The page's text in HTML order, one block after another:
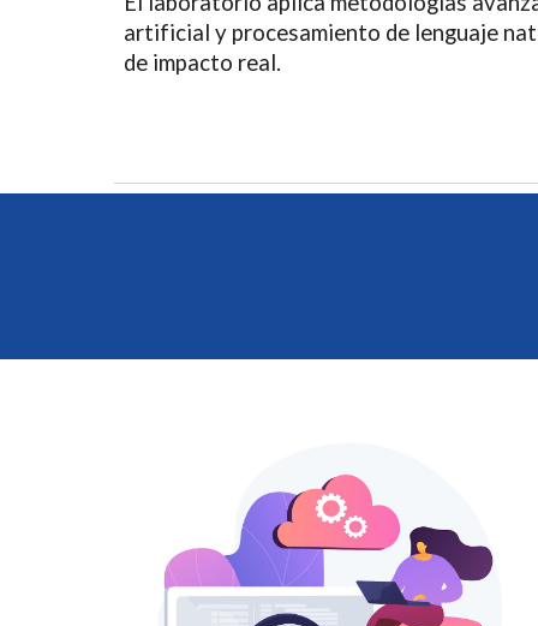
artificial y procesamiento de lenguaje
de impacto real.